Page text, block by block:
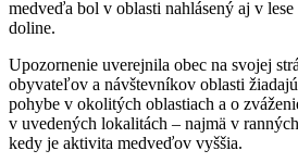
medveďa bol v oblasti nahlásený aj v
doline.
Upozornenie uverejnila obec na svojej
obyvateľov a návštevníkov oblasti
pohybe v okolitých oblastiach a o
v uvedených lokalitách – najmä v
kedy je aktivita medveďov vyššia.